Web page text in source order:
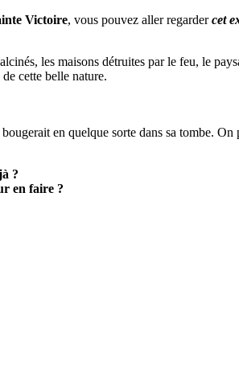
Victoire, vous pouvez aller regardercet
les maisons détruites par le feu, le
cette belle nature.
en quelque sorte dans sa tombe. On
?
en faire ?